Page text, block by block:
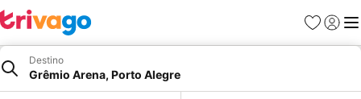
Favoritos
Iniciar
Destino
Grêmio Arena, Porto Alegre